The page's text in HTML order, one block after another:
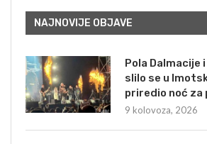
NAJNOVIJE OBJAVE
Pola Dalmacije
slilo se u
priredio noć za
9 kolovoza, 2026